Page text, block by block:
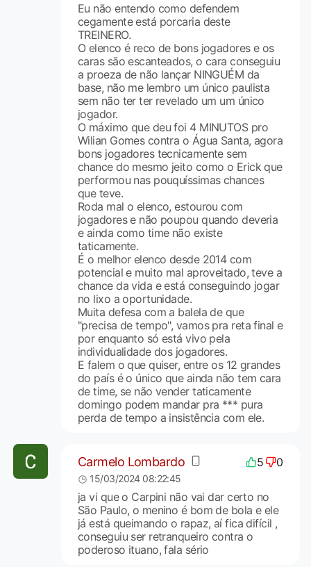
Eu não entendo como defendem
cegamente está porcaria deste
TREINERO.
O elenco é reco de bons jogadores e os
caras são escanteados, o cara conseguiu
a proeza de não lançar NINGUÉM da
base, não me lembro um único paulista
sem não ter ter revelado um um único
jogador.
O máximo que deu foi 4 MINUTOS pro
Wilian Gomes contra o Água Santa, agora
bons jogadores tecnicamente sem
chance do mesmo jeito como o Erick que
performou nas pouquíssimas chances
que teve.
Roda mal o elenco, estourou com
jogadores e não poupou quando deveria
e ainda como time não existe
taticamente.
É o melhor elenco desde 2014 com
potencial e muito mal aproveitado, teve a
chance da vida e está conseguindo jogar
no lixo a oportunidade.
Muita defesa com a balela de que
"precisa de tempo", vamos pra reta final e
por enquanto só está vivo pela
individualidade dos jogadores.
E falem o que quiser, entre os 12 grandes
do país é o único que ainda não tem cara
de time, se não vender taticamente
domingo podem mandar pra *** pura
perda de tempo a insistência com ele.
Carmelo Lombardo 5 0
15/03/2024 08:22:45
ja vi que o Carpini não vai dar certo no
São Paulo, o menino é bom de bola e ele
já está queimando o rapaz, aí fica difícil ,
conseguiu ser retranqueiro contra o
poderoso ituano, fala sério